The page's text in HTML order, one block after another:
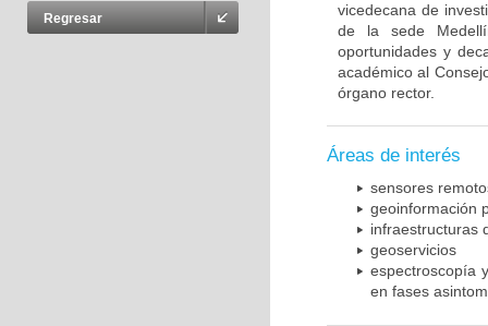
Regresar
vicedecana de
de la sede
oportunidades y
académico al
órgano rector.
Áreas de interés
sensores
geoinformación
infraestructuras
geoservicios
espectroscopía
en fases